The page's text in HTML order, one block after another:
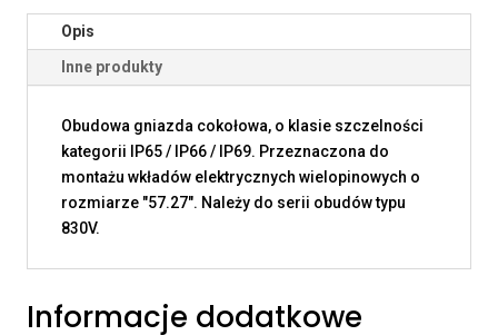
Opis
Inne produkty
Obudowa gniazda cokołowa, o klasie szczelności
kategorii IP65 / IP66 / IP69. Przeznaczona do
montażu wkładów elektrycznych wielopinowych o
rozmiarze "57.27". Należy do serii obudów typu
830V.
Informacje dodatkowe